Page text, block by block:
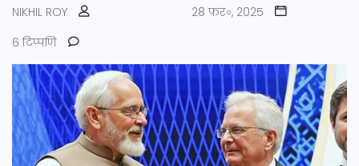
NIKHIL ROY
28 फ़र॰, 2025
6 टिप्पणि